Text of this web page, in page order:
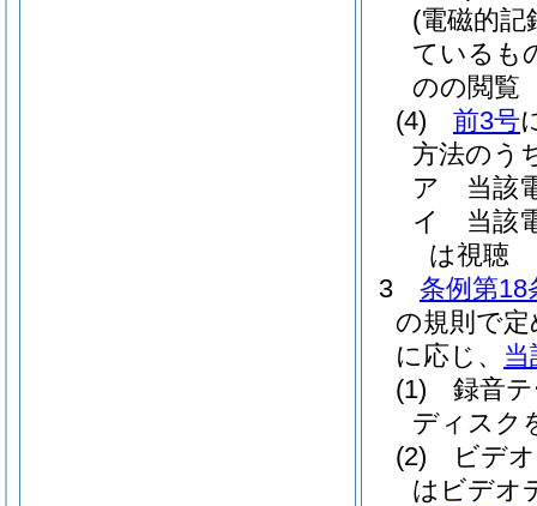
(電磁的記
ているも
のの閲覧
(4)
前3号
方法のう
ア
当該
イ
当該
は視聴
3
条例第18
の規則で
に応じ、
(1)
録音
ディスク
(2)
ビデ
はビデオ